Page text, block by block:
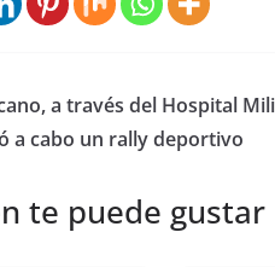
a través del Hospital
a cabo un rally deportivo
te puede gustar